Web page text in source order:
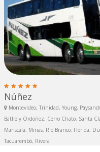
Núñez
Montevideo, Trinidad, Young,
Batlle y Ordoñez, Cerro Chato, Santa
Mariscala, Minas, Río Branco, Florida,
Tacuarembó, Rivera